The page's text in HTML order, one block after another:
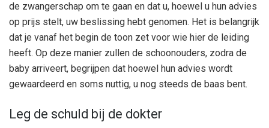
de zwangerschap om te gaan en dat u, hoewel u hun advies
op prijs stelt, uw beslissing hebt genomen. Het is belangrijk
dat je vanaf het begin de toon zet voor wie hier de leiding
heeft. Op deze manier zullen de schoonouders, zodra de
baby arriveert, begrijpen dat hoewel hun advies wordt
gewaardeerd en soms nuttig, u nog steeds de baas bent.
Leg de schuld bij de dokter